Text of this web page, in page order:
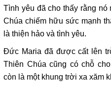
Tình yêu đã cho thấy rằng
Chúa chiếm hữu sức mạnh
là thiện hảo và tình yêu.
Đức Maria đã được cất lên
Thiên Chúa cũng có chỗ
còn là một khung trời xa xăm